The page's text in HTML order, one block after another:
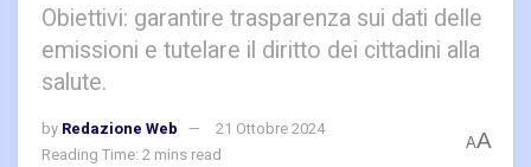
Obiettivi: garantire trasparenza sui dati delle
emissioni e tutelare il diritto dei cittadini alla
salute.
by Redazione Web
21 Ottobre 2024
Reading Time: 2 mins read
AA